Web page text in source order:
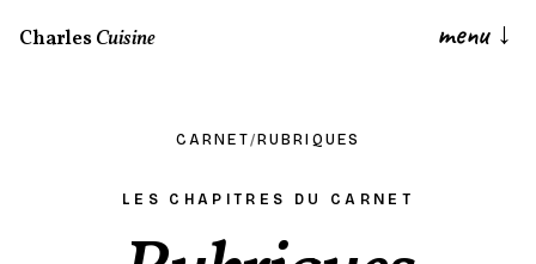
CharlesCuisine menu ↓
CARNET/ RUBRIQUES
LES CHAPITRES DU CARNET